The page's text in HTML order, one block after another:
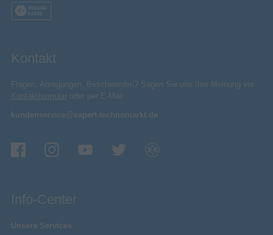
Kontakt
Fragen, Anregungen, Beschwerden? Sagen Sie uns Ihre Meinung via
Kontaktformular oder per E-Mail:
kundenservice@expert-technomarkt.de
Info-Center
Unsere Services